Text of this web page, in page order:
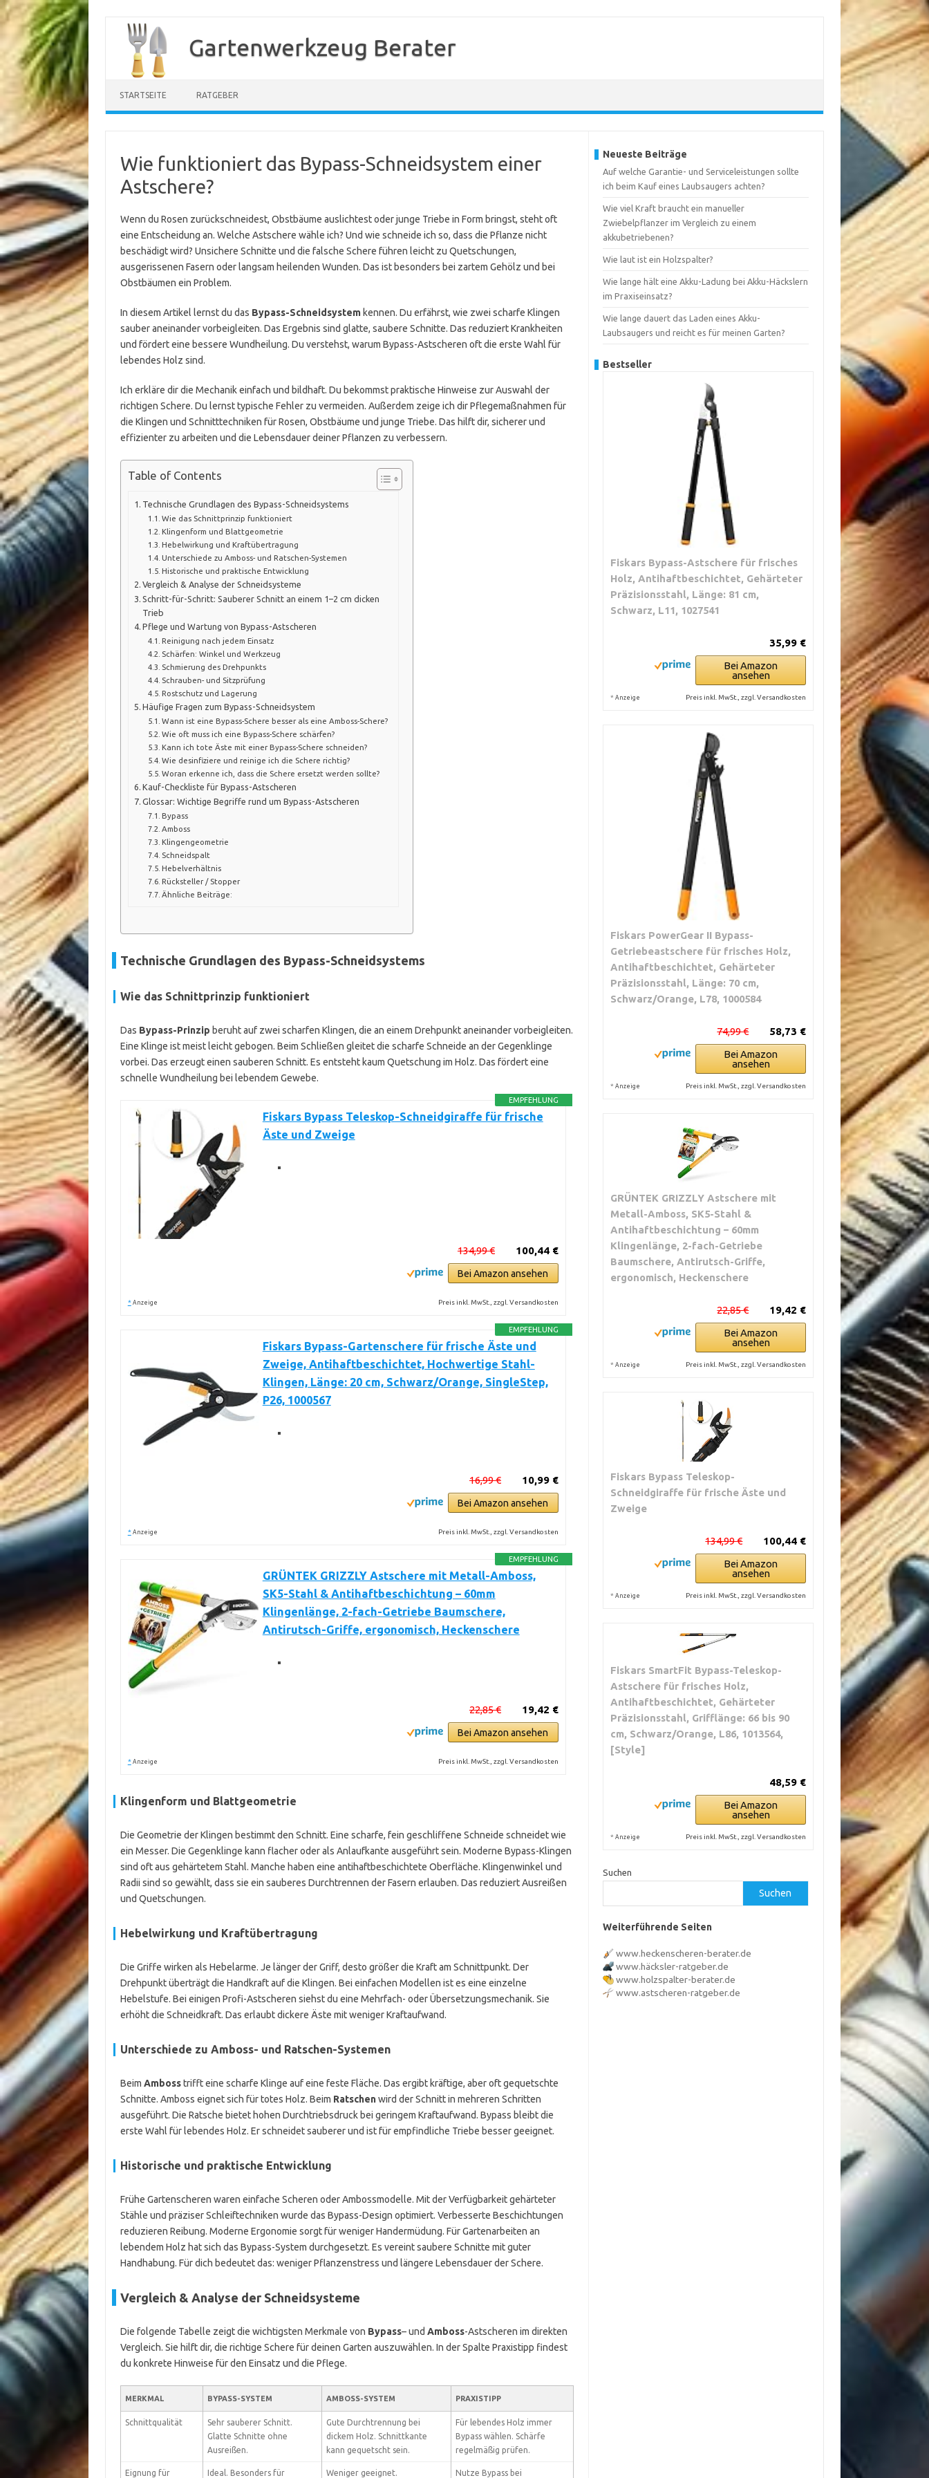
Inhalt
springen
Gartenwerkzeug Berater
STARTSEITE RATGEBER
Wie funktioniert das Bypass-Schneidsystem einer
Astschere?
Wenn du Rosen zurückschneidest, Obstbäume auslichtest oder junge Triebe in Form bringst, steht oft
eine Entscheidung an. Welche Astschere wähle ich? Und wie schneide ich so, dass die Pflanze nicht
beschädigt wird? Unsichere Schnitte und die falsche Schere führen leicht zu Quetschungen,
ausgerissenen Fasern oder langsam heilenden Wunden. Das ist besonders bei zartem Gehölz und bei
Obstbäumen ein Problem.
In diesem Artikel lernst du das Bypass-Schneidsystemkennen. Du erfährst, wie zwei scharfe Klingen
sauber aneinander vorbeigleiten. Das Ergebnis sind glatte, saubere Schnitte. Das reduziert Krankheiten
und fördert eine bessere Wundheilung. Du verstehst, warum Bypass-Astscheren oft die erste Wahl für
lebendes Holz sind.
Ich erkläre dir die Mechanik einfach und bildhaft. Du bekommst praktische Hinweise zur Auswahl der
richtigen Schere. Du lernst typische Fehler zu vermeiden. Außerdem zeige ich dir Pflegemaßnahmen für
die Klingen und Schnitttechniken für Rosen, Obstbäume und junge Triebe. Das hilft dir, sicherer und
effizienter zu arbeiten und die Lebensdauer deiner Pflanzen zu verbessern.
Table of Contents
Technische Grundlagen des Bypass-Schneidsystems
Wie das Schnittprinzip funktioniert
Klingenform und Blattgeometrie
Hebelwirkung und Kraftübertragung
Unterschiede zu Amboss- und Ratschen-Systemen
Historische und praktische Entwicklung
Vergleich & Analyse der Schneidsysteme
Schritt-für-Schritt: Sauberer Schnitt an einem 1–2 cm dicken
Trieb
Pflege und Wartung von Bypass-Astscheren
Reinigung nach jedem Einsatz
Schärfen: Winkel und Werkzeug
Schmierung des Drehpunkts
Schrauben- und Sitzprüfung
Rostschutz und Lagerung
Häufige Fragen zum Bypass-Schneidsystem
Wann ist eine Bypass-Schere besser als eine Amboss-Schere?
Wie oft muss ich eine Bypass-Schere schärfen?
Kann ich tote Äste mit einer Bypass-Schere schneiden?
Wie desinfiziere und reinige ich die Schere richtig?
Woran erkenne ich, dass die Schere ersetzt werden sollte?
Kauf-Checkliste für Bypass-Astscheren
Glossar: Wichtige Begriffe rund um Bypass-Astscheren
Bypass
Amboss
Klingengeometrie
Schneidspalt
Hebelverhältnis
Rücksteller / Stopper
Ähnliche Beiträge:
Technische Grundlagen des Bypass-Schneidsystems
Wie das Schnittprinzip funktioniert
Das Bypass-Prinzip beruht auf zwei scharfen Klingen, die an einem Drehpunkt aneinander vorbeigleiten.
Eine Klinge ist meist leicht gebogen. Beim Schließen gleitet die scharfe Schneide an der Gegenklinge
vorbei. Das erzeugt einen sauberen Schnitt. Es entsteht kaum Quetschung im Holz. Das fördert eine
schnelle Wundheilung bei lebendem Gewebe.
EMPFEHLUNG
Fiskars Bypass Teleskop-Schneidgiraffe für frische
Äste und Zweige
100,44 €
134,99 €
Bei Amazon ansehen
* Anzeige Preis inkl. MwSt., zzgl. Versandkosten
EMPFEHLUNG
Fiskars Bypass-Gartenschere für frische Äste und
Zweige, Antihaftbeschichtet, Hochwertige Stahl-
Klingen, Länge: 20 cm, Schwarz/Orange, SingleStep,
P26, 1000567
10,99 €
16,99 €
Bei Amazon ansehen
* Anzeige Preis inkl. MwSt., zzgl. Versandkosten
EMPFEHLUNG
GRÜNTEK GRIZZLY Astschere mit Metall-Amboss,
SK5-Stahl & Antihaftbeschichtung – 60mm
Klingenlänge, 2-fach-Getriebe Baumschere,
Antirutsch-Griffe, ergonomisch, Heckenschere
19,42 €
22,85 €
Bei Amazon ansehen
* Anzeige Preis inkl. MwSt., zzgl. Versandkosten
Klingenform und Blattgeometrie
Die Geometrie der Klingen bestimmt den Schnitt. Eine scharfe, fein geschliffene Schneide schneidet wie
ein Messer. Die Gegenklinge kann flacher oder als Anlaufkante ausgeführt sein. Moderne Bypass-Klingen
sind oft aus gehärtetem Stahl. Manche haben eine antihaftbeschichtete Oberfläche. Klingenwinkel und
Radii sind so gewählt, dass sie ein sauberes Durchtrennen der Fasern erlauben. Das reduziert Ausreißen
und Quetschungen.
Hebelwirkung und Kraftübertragung
Die Griffe wirken als Hebelarme. Je länger der Griff, desto größer die Kraft am Schnittpunkt. Der
Drehpunkt überträgt die Handkraft auf die Klingen. Bei einfachen Modellen ist es eine einzelne
Hebelstufe. Bei einigen Profi-Astscheren siehst du eine Mehrfach- oder Übersetzungsmechanik. Sie
erhöht die Schneidkraft. Das erlaubt dickere Äste mit weniger Kraftaufwand.
Unterschiede zu Amboss- und Ratschen-Systemen
Beim Ambosstrifft eine scharfe Klinge auf eine feste Fläche. Das ergibt kräftige, aber oft gequetschte
Schnitte. Amboss eignet sich für totes Holz. Beim Ratschenwird der Schnitt in mehreren Schritten
ausgeführt. Die Ratsche bietet hohen Durchtriebsdruck bei geringem Kraftaufwand. Bypass bleibt die
erste Wahl für lebendes Holz. Er schneidet sauberer und ist für empfindliche Triebe besser geeignet.
Historische und praktische Entwicklung
Frühe Gartenscheren waren einfache Scheren oder Ambossmodelle. Mit der Verfügbarkeit gehärteter
Stähle und präziser Schleiftechniken wurde das Bypass-Design optimiert. Verbesserte Beschichtungen
reduzieren Reibung. Moderne Ergonomie sorgt für weniger Handermüdung. Für Gartenarbeiten an
lebendem Holz hat sich das Bypass-System durchgesetzt. Es vereint saubere Schnitte mit guter
Handhabung. Für dich bedeutet das: weniger Pflanzenstress und längere Lebensdauer der Schere.
Vergleich & Analyse der Schneidsysteme
Die folgende Tabelle zeigt die wichtigsten Merkmale von Bypass– und Amboss-Astscheren im direkten
Vergleich. Sie hilft dir, die richtige Schere für deinen Garten auszuwählen. In der Spalte Praxistipp findest
du konkrete Hinweise für den Einsatz und die Pflege.
MERKMAL BYPASS-SYSTEM AMBOSS-SYSTEM PRAXISTIPP
Schnittqualität
Sehr sauberer Schnitt.
Glatte Schnitte ohne
Ausreißen.
Gute Durchtrennung bei
dickem Holz. Schnittkante
kann gequetscht sein.
Für lebendes Holz immer
Bypass wählen. Schärfe
regelmäßig prüfen.
Eignung für Ideal. Besonders für Weniger geeignet. Nutze Bypass bei
Neueste Beiträge
Auf welche Garantie- und Serviceleistungen sollte
ich beim Kauf eines Laubsaugers achten?
Wie viel Kraft braucht ein manueller
Zwiebelpflanzer im Vergleich zu einem
akkubetriebenen?
Wie laut ist ein Holzspalter?
Wie lange hält eine Akku-Ladung bei Akku-Häckslern
im Praxiseinsatz?
Wie lange dauert das Laden eines Akku-
Laubsaugers und reicht es für meinen Garten?
Bestseller
Fiskars Bypass-Astschere für frisches
Holz, Antihaftbeschichtet, Gehärteter
Präzisionsstahl, Länge: 81 cm,
Schwarz, L11, 1027541
35,99 €
Bei Amazon
ansehen
* Anzeige Preis inkl. MwSt., zzgl. Versandkosten
Fiskars PowerGear II Bypass-
Getriebeastschere für frisches Holz,
Antihaftbeschichtet, Gehärteter
Präzisionsstahl, Länge: 70 cm,
Schwarz/Orange, L78, 1000584
58,73 €
74,99 €
Bei Amazon
ansehen
* Anzeige Preis inkl. MwSt., zzgl. Versandkosten
GRÜNTEK GRIZZLY Astschere mit
Metall-Amboss, SK5-Stahl &
Antihaftbeschichtung – 60mm
Klingenlänge, 2-fach-Getriebe
Baumschere, Antirutsch-Griffe,
ergonomisch, Heckenschere
19,42 €
22,85 €
Bei Amazon
ansehen
* Anzeige Preis inkl. MwSt., zzgl. Versandkosten
Fiskars Bypass Teleskop-
Schneidgiraffe für frische Äste und
Zweige
100,44 €
134,99 €
Bei Amazon
ansehen
* Anzeige Preis inkl. MwSt., zzgl. Versandkosten
Fiskars SmartFit Bypass-Teleskop-
Astschere für frisches Holz,
Antihaftbeschichtet, Gehärteter
Präzisionsstahl, Grifflänge: 66 bis 90
cm, Schwarz/Orange, L86, 1013564,
[Style]
48,59 €
Bei Amazon
ansehen
* Anzeige Preis inkl. MwSt., zzgl. Versandkosten
Suchen
Suchen
Weiterführende Seiten
www.heckenscheren-berater.de
www.häcksler-ratgeber.de
www.holzspalter-berater.de
www.astscheren-ratgeber.de